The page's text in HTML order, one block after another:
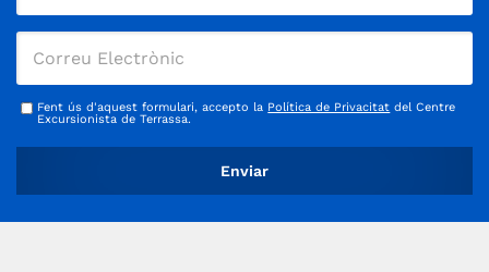
Fent ús d'aquest formulari, accepto la Política de Privacitat del Centre
Excursionista de Terrassa.